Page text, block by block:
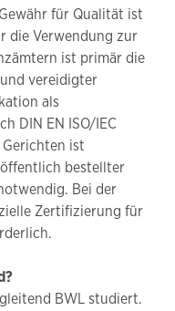
für Qualität ist
die Verwendung zur
ist primär die
vereidigter
als
DIN EN ISO/IEC
Gerichten ist
bestellter
Bei der
Zertifizierung für
BWL studiert.